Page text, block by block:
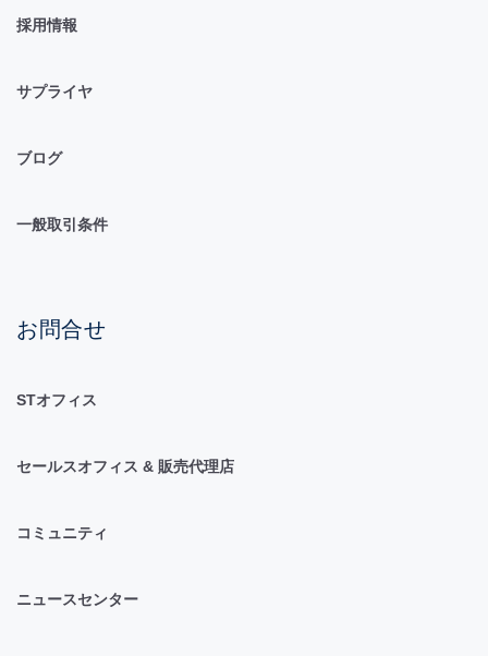
採用情報
サプライヤ
ブログ
一般取引条件
お問合せ
STオフィス
セールスオフィス & 販売代理店
コミュニティ
ニュースセンター